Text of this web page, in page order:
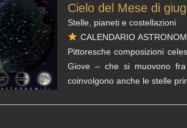
Cielo del Mese di
Stelle, pianeti e costellazioni
CALENDARIO
Pittoresche composizioni
Giove – che si muovono
coinvolgono anche le stelle